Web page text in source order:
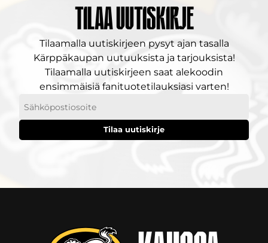
Tilaa uutiskirje
Tilaamalla uutiskirjeen pysyt ajan tasalla
Kärppäkaupan uutuuksista ja tarjouksista!
Tilaamalla uutiskirjeen saat alekoodin
ensimmäisiä fanituotetilauksiasi varten!